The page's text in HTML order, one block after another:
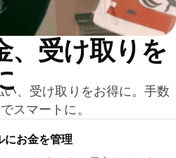
、受け取りを
、受け取りをお得に。手数
スマートに。
にお金を管理